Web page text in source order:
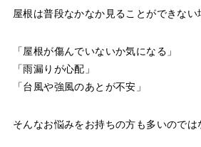
屋根は普段なかなか見ることができない
「屋根が傷んでいないか気になる」
「雨漏りが心配」
「台風や強風のあとが不安」
そんなお悩みをお持ちの方も多いのでは